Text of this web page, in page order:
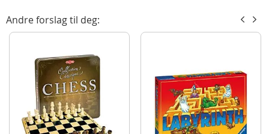
EAN 7031650220503
Andre forslag til deg: